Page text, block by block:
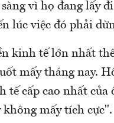
vì họ đang lấy
lúc việc đó phải
kinh tế lớn nhất
mấy tháng nay.
tế cấp cao nhất
không mấy tích cực".